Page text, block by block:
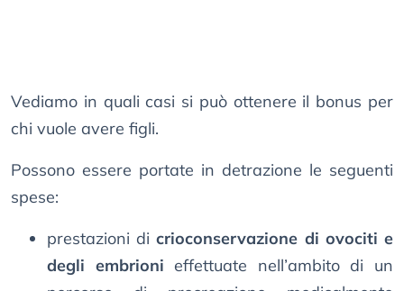
Vediamo in quali casi si può ottenere il bonus per
chi vuole avere figli.
Possono essere portate in detrazione le seguenti
spese:
prestazioni dicrioconservazione di ovociti e
degli embrioni effettuate nell’ambito di un